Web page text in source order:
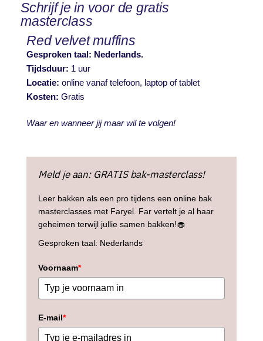
Schrijf je in voor de gratis
masterclass
Red velvet muffins​
Gesproken taal: Nederlands.
Tijdsduur: 1 uur
Locatie: online vanaf telefoon, laptop of tablet
Kosten: Gratis
Waar en wanneer jij maar wil te volgen!
Meld je aan: GRATIS bak-masterclass!
Leer bakken als een pro tijdens een online bak
masterclasses met Faryel. Far vertelt je al haar
geheimen terwijl jullie samen bakken!🧁
Gesproken taal: Nederlands
Voornaam*
E-mail*